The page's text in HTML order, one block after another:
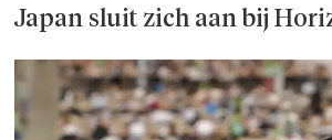
Japan sluit zich aan bij